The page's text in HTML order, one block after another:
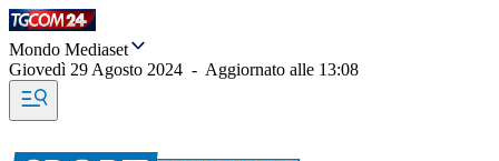
Mondo Mediaset
Giovedì 29 Agosto 2024 - Aggiornato alle 13:08